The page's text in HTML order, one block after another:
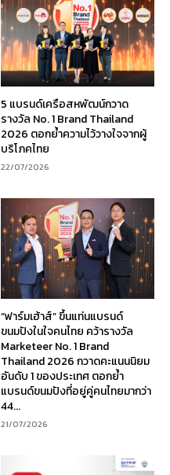
5 แบรนด์เครือสหพัฒน์กวาด
รางวัล No. 1 Brand Thailand
2026 ตอกย้ำความไว้วางใจจากผู้
บริโภคไทย
22/07/2026
“ฟาร์มเฮ้าส์” ขึ้นแท่นแบรนด์
ขนมปังในใจคนไทย คว้ารางวัล
Marketeer No. 1 Brand
Thailand 2026 กวาดคะแนนนิยม
อันดับ 1 ของประเทศ ตอกย้ำ
แบรนด์ขนมปังที่อยู่คู่คนไทยมากว่า
44...
21/07/2026